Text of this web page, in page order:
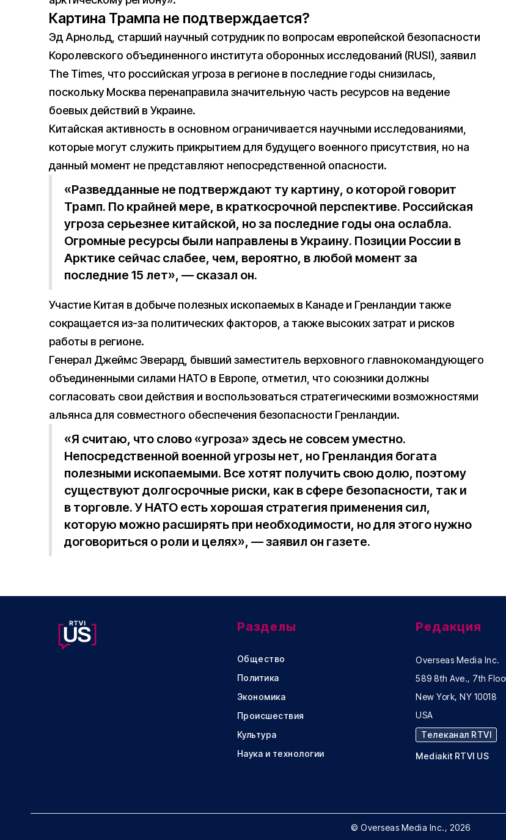
Картина Трампа не подтверждается?
Эд Арнольд, старший научный сотрудник по вопросам европейской безопасности
Королевского объединенного института оборонных исследований (RUSI), заявил
The Times, что российская угроза в регионе в последние годы снизилась,
поскольку Москва перенаправила значительную часть ресурсов на ведение
боевых действий в Украине.
Китайская активность в основном ограничивается научными исследованиями,
которые могут служить прикрытием для будущего военного присутствия, но на
данный момент не представляют непосредственной опасности.
«Разведданные не подтверждают ту картину, о которой говорит
Трамп. По крайней мере, в краткосрочной перспективе. Российская
угроза серьезнее китайской, но за последние годы она ослабла.
Огромные ресурсы были направлены в Украину. Позиции России в
Арктике сейчас слабее, чем, вероятно, в любой момент за
последние 15 лет», — сказал он.
Участие Китая в добыче полезных ископаемых в Канаде и Гренландии также
сокращается из-за политических факторов, а также высоких затрат и рисков
работы в регионе.
Генерал Джеймс Эверард, бывший заместитель верховного главнокомандующего
объединенными силами НАТО в Европе, отметил, что союзники должны
согласовать свои действия и воспользоваться стратегическими возможностями
альянса для совместного обеспечения безопасности Гренландии.
«Я считаю, что слово «угроза» здесь не совсем уместно.
Непосредственной военной угрозы нет, но Гренландия богата
полезными ископаемыми. Все хотят получить свою долю, поэтому
существуют долгосрочные риски, как в сфере безопасности, так и
в торговле. У НАТО есть хорошая стратегия применения сил,
которую можно расширять при необходимости, но для этого нужно
договориться о роли и целях», — заявил он газете.
Разделы
Общество
Политика
Экономика
Происшествия
Культура
Наука и технологии
Редакция
Overseas Media Inc.
589 8th Ave., 7th
New York, NY 10018
USA
Телеканал RTVI
Mediakit RTVI US
© Overseas Media Inc., 2026